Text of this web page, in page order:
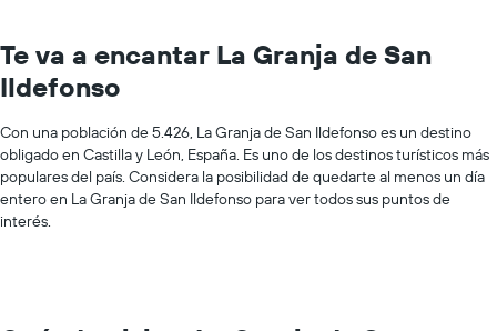
Te va a encantar La Granja de San
Ildefonso
Con una población de 5.426, La Granja de San Ildefonso es un destino
obligado en Castilla y León, España. Es uno de los destinos turísticos más
populares del país. Considera la posibilidad de quedarte al menos un día
entero en La Granja de San Ildefonso para ver todos sus puntos de
interés.